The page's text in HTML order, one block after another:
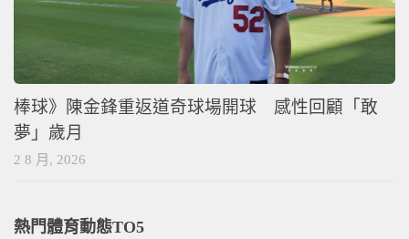
棒球》陳金鋒重返道奇球場開球 感性回顧「敢
夢」歲月